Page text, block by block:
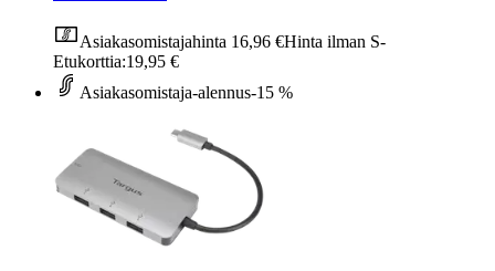
Asiakasomistajahinta 16,96 €Hinta ilman S-
Etukorttia:19,95 €
Asiakasomistaja-alennus-15 %